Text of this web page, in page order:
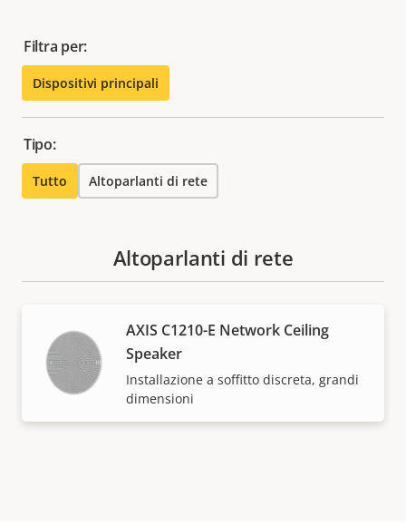
Filtra per:
Dispositivi principali
Tipo:
Tutto Altoparlanti di rete
Altoparlanti di rete
AXIS C1210-E Network Ceiling
Speaker
Installazione a soffitto discreta, grandi
dimensioni